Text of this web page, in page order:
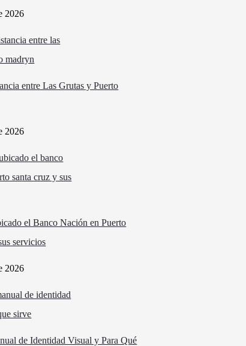
2026
entre Las Grutas y Puerto
2026
el Banco Nación en Puerto
servicios
2026
de Identidad Visual y Para Qué